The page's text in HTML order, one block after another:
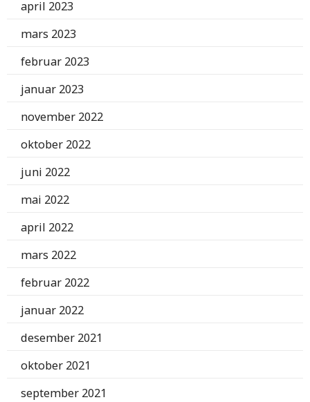
april 2023
mars 2023
februar 2023
januar 2023
november 2022
oktober 2022
juni 2022
mai 2022
april 2022
mars 2022
februar 2022
januar 2022
desember 2021
oktober 2021
september 2021